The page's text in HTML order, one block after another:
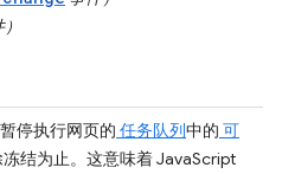
停执行网页的 任务队列中的 可
冻结为止。这意味着 JavaScript